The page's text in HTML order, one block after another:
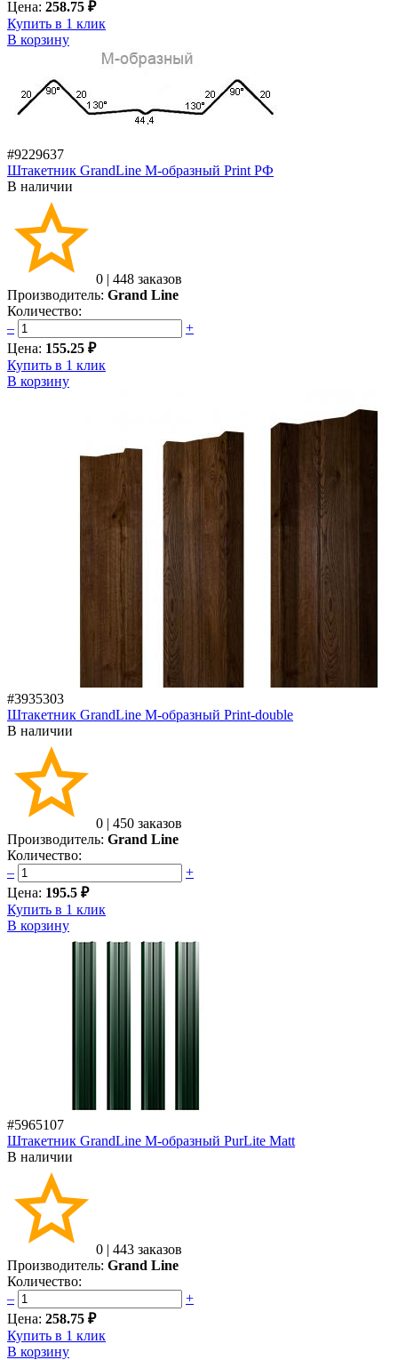
Цена: 258.75 ₽
Купить в 1 клик
В корзину
#9229637
Штакетник GrandLine M-образный Print РФ
В наличии
0 | 448 заказов
Производитель: Grand Line
Количество:
–
+
Цена: 155.25 ₽
Купить в 1 клик
В корзину
#3935303
Штакетник GrandLine M-образный Print-double
В наличии
0 | 450 заказов
Производитель: Grand Line
Количество:
–
+
Цена: 195.5 ₽
Купить в 1 клик
В корзину
#5965107
Штакетник GrandLine M-образный PurLite Мatt
В наличии
0 | 443 заказов
Производитель: Grand Line
Количество:
–
+
Цена: 258.75 ₽
Купить в 1 клик
В корзину